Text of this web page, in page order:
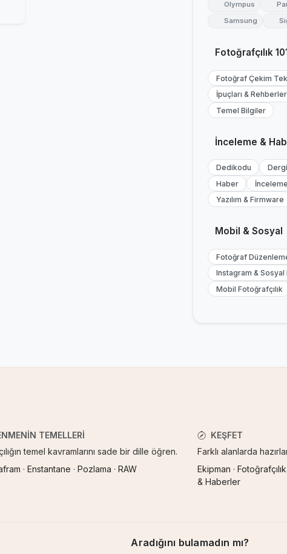
Olympus
Samsung
Fotoğrafçılık
Fotoğraf Çekim
İpuçları & Rehberler
Temel Bilgiler
İnceleme &
Dedikodu Dergi
Haber
İnceleme
Yazılım & Firmware
Mobil & Sosyal
Fotoğraf
Instagram & Sosyal
Mobil Fotoğrafçılık
TEMELLERI
temel kavramlarını sade bir dille öğren.
· Enstantane · Pozlama · RAW
KEŞFET
Farklı alanlarda
Ekipman · Fotoğrafçılık
& Haberler
Aradığını bulamadın mı?